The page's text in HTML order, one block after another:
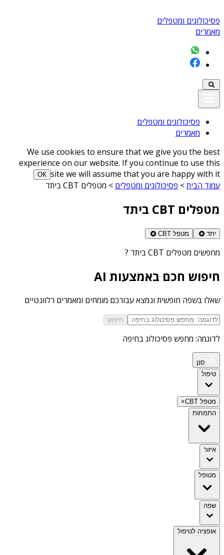
פסיכולוגים ומטפלים
מאמרים
פסיכולוגים ומטפלים
מאמרים
We use cookies to ensure that we give you the best
experience on our website. If you continue to use this
site we will assume that you are happy with it
ОК
עמוד הבית> פסיכולוגים ומטפלים > מטפלים CBT ביתד
מטפלים CBT ביתד
יתד מטפל CBT
מחפשים מטפלים CBT ביתד ?
חיפוש חכם באמצעות AI
שאלו בשפה חופשית ונמצא עבורכם מומחים ומאמרים רלוונטיים
חיפוש
לדוגמה: מחפש פסיכולוג בחיפה
סנן
טיפול
מטפל CBT
×
התמחות
איזור
מטופל
שפה
אופציה לטיפול